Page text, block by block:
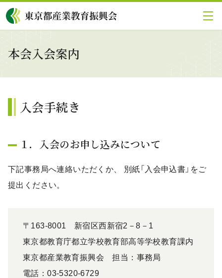
メ
イ
ン
コ
ン
グローバルメニューにスキップ|
本会入会案内
入会手続き
１．入会のお申し込みについて
下記事務局へ連絡いただくか、 別紙「入会申込書」をご
提出ください。
〒163-8001 新宿区西新宿2－8－1
東京都教育庁都立学校教育部高等学校教育課内
東京都産業教育振興会 担当：事務局
電話：03-5320-6729